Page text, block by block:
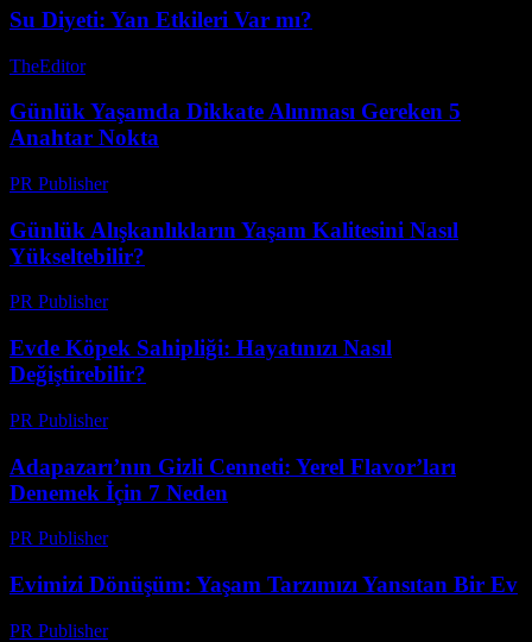
Su Diyeti: Yan Etkileri Var mı?
TheEditor-
Günlük Yaşamda Dikkate Alınması Gereken 5
Anahtar Nokta
PR Publisher-
Günlük Alışkanlıkların Yaşam Kalitesini Nasıl
Yükseltebilir?
PR Publisher-
Evde Köpek Sahipliği: Hayatınızı Nasıl
Değiştirebilir?
PR Publisher-
Adapazarı’nın Gizli Cenneti: Yerel Flavor’ları
Denemek İçin 7 Neden
PR Publisher-
Evimizi Dönüşüm: Yaşam Tarzımızı Yansıtan Bir Ev
PR Publisher-